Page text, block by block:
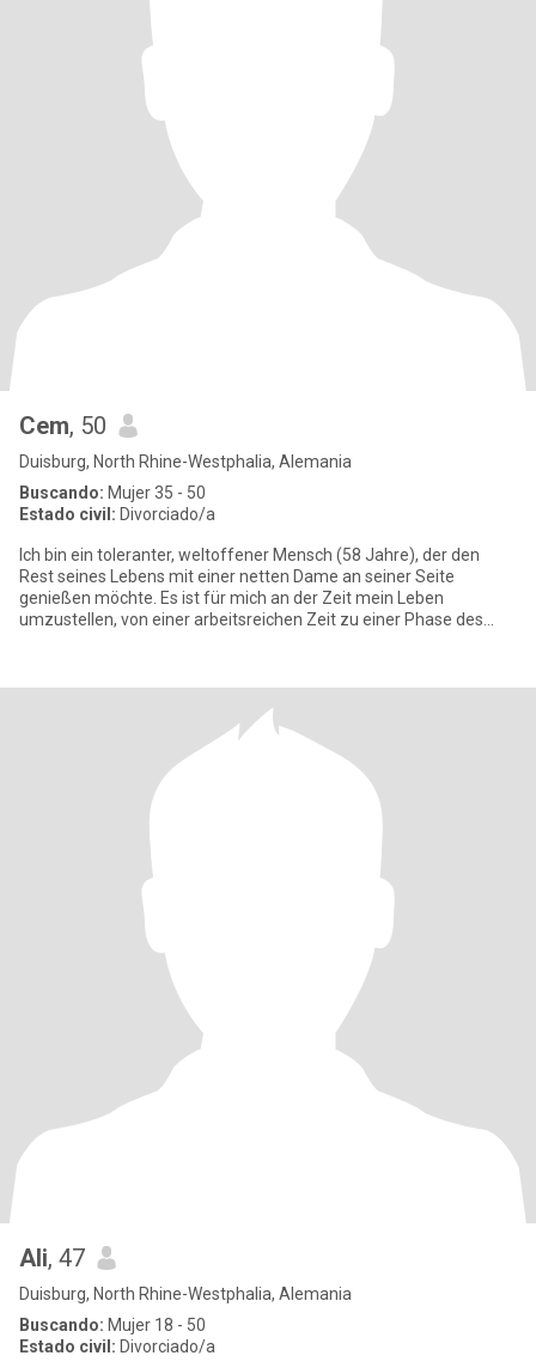
Cem, 50
Duisburg, North Rhine-Westphalia, Alemania
Buscando: Mujer 35 - 50
Estado civil: Divorciado/a
Ich bin ein toleranter, weltoffener Mensch (58 Jahre), der den
Rest seines Lebens mit einer netten Dame an seiner Seite
genießen möchte. Es ist für mich an der Zeit mein Leben
umzustellen, von einer arbeitsreichen Zeit zu einer Phase des
Ali, 47
Duisburg, North Rhine-Westphalia, Alemania
Buscando: Mujer 18 - 50
Estado civil: Divorciado/a